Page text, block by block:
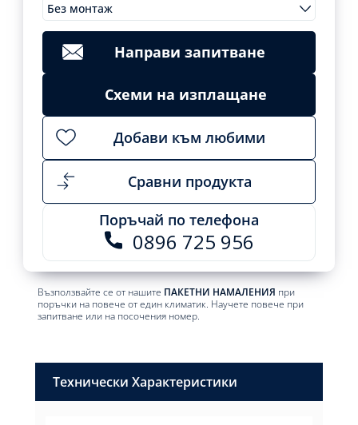
Без монтаж
МонтажиClear
1257,27€/
2459,01
лв.
ИЗЧЕРПАН
Add
cart
Направи запитване
Схеми на изплащане
Добави към любими
Сравни продукта
Поръчай по телефона
0896 725 956
Възползвайте се от нашите ПАКЕТНИ НАМАЛЕНИЯ при
поръчки на повече от един климатик. Научете повече при
запитване или на посочения номер.
Технически Характеристики